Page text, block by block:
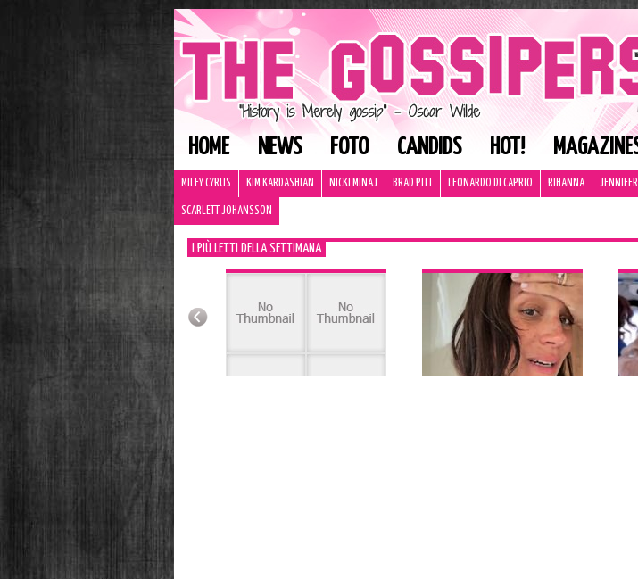
HOME NEWS FOTO CANDIDS HOT!
MILEY CYRUS KIM KARDASHIAN NICKI MINAJ BRAD PITT LEONARDO DI CAPRIO RIHANNA
SCARLETT JOHANSSON
I PIÙ LETTI DELLA SETTIMANA